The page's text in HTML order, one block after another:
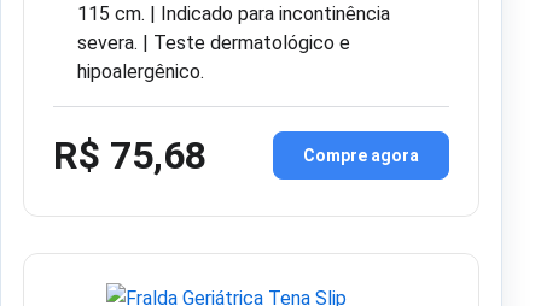
115 cm. | Indicado para incontinência
severa. | Teste dermatológico e
hipoalergênico.
R$ 75,68 Compre agora